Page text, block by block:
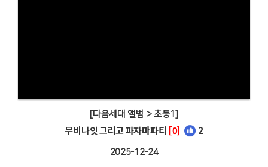
[다음세대 앨범 > 초등1]
무비나잇 그리고 파자마파티 [0] 2
2025-12-24